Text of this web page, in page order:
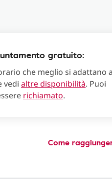
gratuito:
che meglio si adattano
vedi altre disponibilità. Puoi
richiamato.
Come